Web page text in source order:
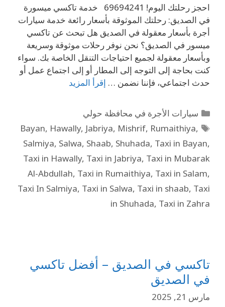
احجز رحلتك اليوم! 69694241 خدمة تاكسي ميسورة
في الصديق: رحلتك الموثوقة بأسعار رائعة خدمة سيارات
أجرة بأسعار معقولة في الصديق هل تبحث عن تاكسي
ميسور في الصديق؟ نحن نوفر رحلات موثوقة وسريعة
وبأسعار معقولة لجميع احتياجات التنقل الخاصة بك. سواء
كنت بحاجة إلى التوجه إلى المطار أو إلى اجتماع عمل أو
حدث اجتماعي، فإننا نضمن … إقرأ المزيد
سيارات الأجرة في محافظة حولي
Bayan, Hawally, Jabriya, Mishrif, Rumaithiya,
Salmiya, Salwa, Shaab, Shuhada, Taxi in Bayan,
Taxi in Hawally, Taxi in Jabriya, Taxi in Mubarak
Al-Abdullah, Taxi in Rumaithiya, Taxi in Salam,
Taxi In Salmiya, Taxi in Salwa, Taxi in shaab, Taxi
in Shuhada, Taxi in Zahra
تاكسي في الصديق – أفضل تاكسي
في الصديق
مارس 21, 2025